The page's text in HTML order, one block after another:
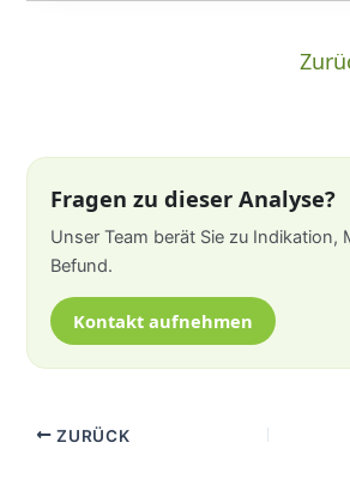
Fragen zu dieser Analyse?
Unser Team berät Sie zu Indikation,
Befund.
Kontakt aufnehmen
ZURÜCK